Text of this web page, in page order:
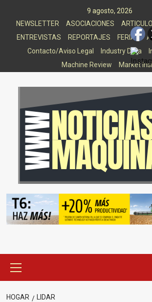
9 agosto, 2026
NEWSLETTER
ASOCIACIONES
ENTREVISTAS
REPORTAJES FERIAS
Contacto/Aviso Legal
Industry Data
Machine Review
Market
principal
HOGAR LIDAR